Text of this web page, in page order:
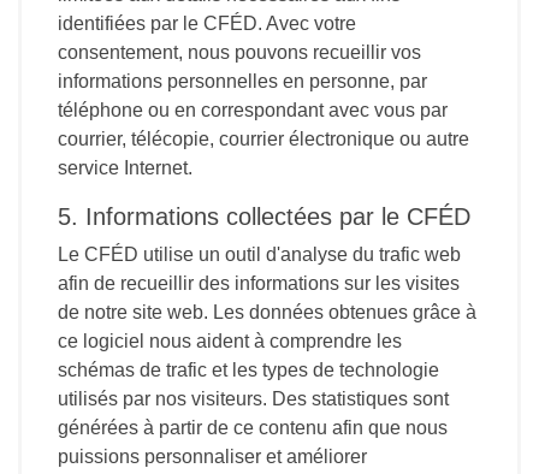
identifiées par le CFÉD. Avec votre
consentement, nous pouvons recueillir vos
informations personnelles en personne, par
téléphone ou en correspondant avec vous par
courrier, télécopie, courrier électronique ou autre
service Internet.
5. Informations collectées par le CFÉD
Le CFÉD utilise un outil d'analyse du trafic web
afin de recueillir des informations sur les visites
de notre site web. Les données obtenues grâce à
ce logiciel nous aident à comprendre les
schémas de trafic et les types de technologie
utilisés par nos visiteurs. Des statistiques sont
générées à partir de ce contenu afin que nous
puissions personnaliser et améliorer